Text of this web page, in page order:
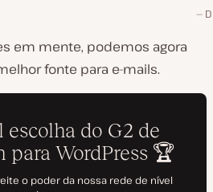
em mente, podemos agora
fonte para e-mails.